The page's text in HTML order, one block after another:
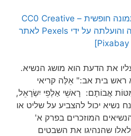
[בתמונה: מפקד… תמונה חופשית – CC0 Creative
Commons – שעוצבה והועלתה על ידי Pexels לאתר
Pixabay]
את הדעת הוא מושג הנשיא.
ראש בית אב:" אֵלֶּה קריאי
אֲבוֹתָם: רָאשֵׁי אַלְפֵי יִשְׂרָאֵל,
נשיא יכול להצביע על שליט או
המוזכרים בפרק א'
שהנהיגו את השבטים